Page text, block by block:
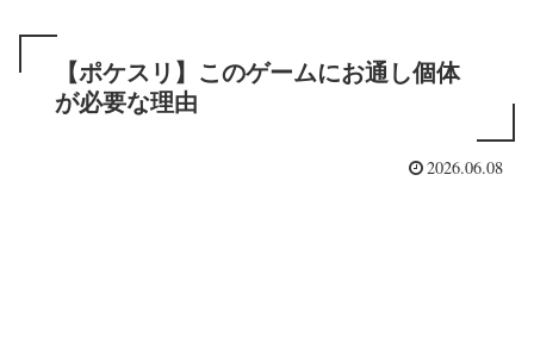
【ポケスリ】このゲームにお通し個体
が必要な理由
2026.06.08